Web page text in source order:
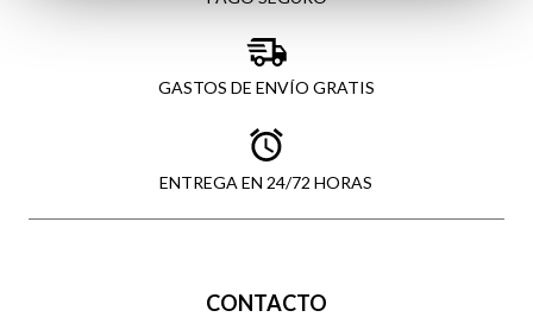
GASTOS DE ENVÍO GRATIS
ENTREGA EN 24/72 HORAS
CONTACTO